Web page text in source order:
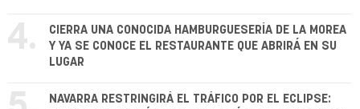
4.
CIERRA UNA CONOCIDA HAMBURGUESERÍA DE LA MOREA
Y YA SE CONOCE EL RESTAURANTE QUE ABRIRÁ EN SU
LUGAR
NAVARRA RESTRINGIRÁ EL TRÁFICO POR EL ECLIPSE: